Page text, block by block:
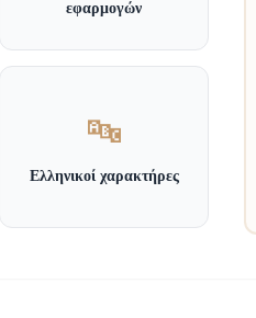
εφαρμογών
🔤
Ελληνικοί χαρακτήρες